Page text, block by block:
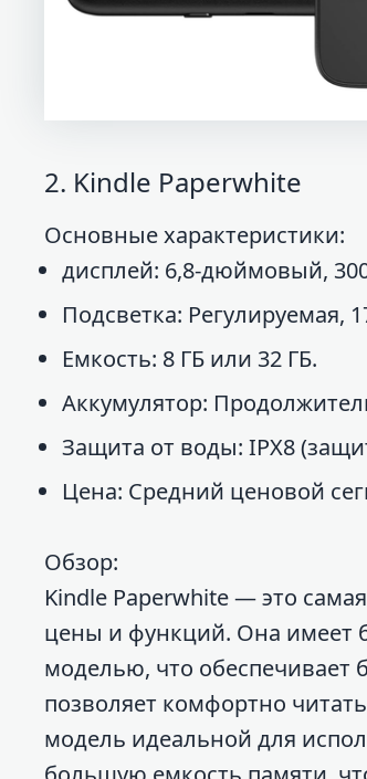
2. Kindle Paperwhite
Основные характеристики:
дисплей: 6,8-дюймовый,
Подсветка: Регулируемая,
Емкость: 8 ГБ или 32 ГБ.
Аккумулятор:
Защита от воды: IPX8
Цена: Средний ценовой
Обзор:
Kindle Paperwhite — это
цены и функций. Она имеет
моделью, что обеспечивает
позволяет комфортно
модель идеальной для